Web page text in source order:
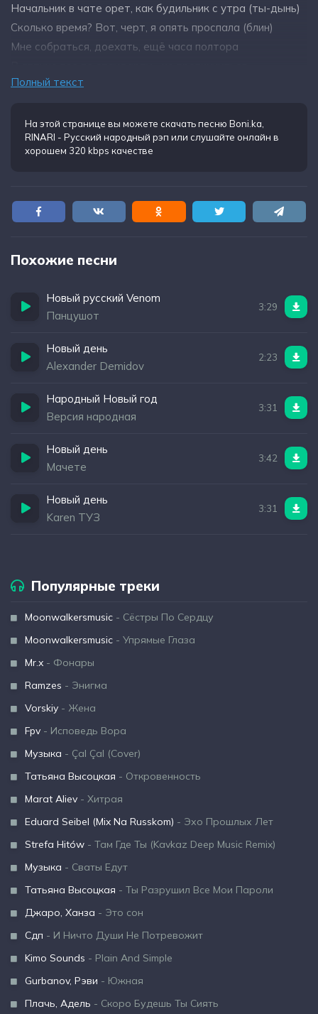
Начальник в чате орет, как будильник с утра (ты-дынь)
Сколько время? Вот, черт, я опять проспала (блин)
Мне собраться, доехать, ещё часа полтора
Полный текст
На этой странице вы можете скачать песню Boni.ka,
RINARI - Русский народный рэп или слушайте онлайн в
хорошем 320 kbps качестве
Похожие песни
Новый русский Venom
Панцушот
3:29
Новый день
Alexander Demidov
2:23
Народный Новый год
Версия народная
3:31
Новый день
Мачете
3:42
Новый день
Karen ТУЗ
3:31
Популярные треки
Moonwalkersmusic - Сёстры По Сердцу
Moonwalkersmusic - Упрямые Глаза
Mr.x - Фонары
Ramzes - Энигма
Vorskiy - Жена
Fpv - Исповедь Вора
Музыка - Çal Çal (Cover)
Татьяна Высоцкая - Откровенность
Marat Aliev - Хитрая
Eduard Seibel (Mix Na Russkom) - Эхо Прошлых Лет
Strefa Hitów - Там Где Ты (Kavkaz Deep Music Remix)
Музыка - Сваты Едут
Татьяна Высоцкая - Ты Разрушил Все Мои Пароли
Джаро, Ханза - Это сон
Сдп - И Ничто Души Не Потревожит
Kimo Sounds - Plain And Simple
Gurbanov, Рэви - Южная
Плачь, Адель - Скоро Будешь Ты Сиять